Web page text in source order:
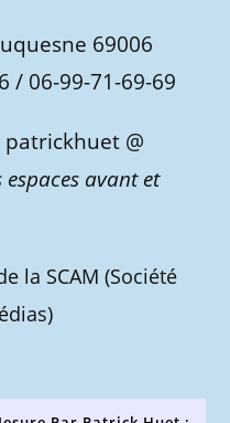
69006
/ 06-99-71-69-69
@
avant et
la SCAM (Société